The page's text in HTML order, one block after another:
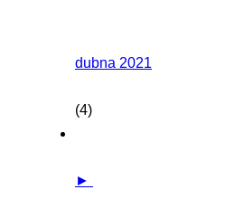
dubna 2021
(4)
►